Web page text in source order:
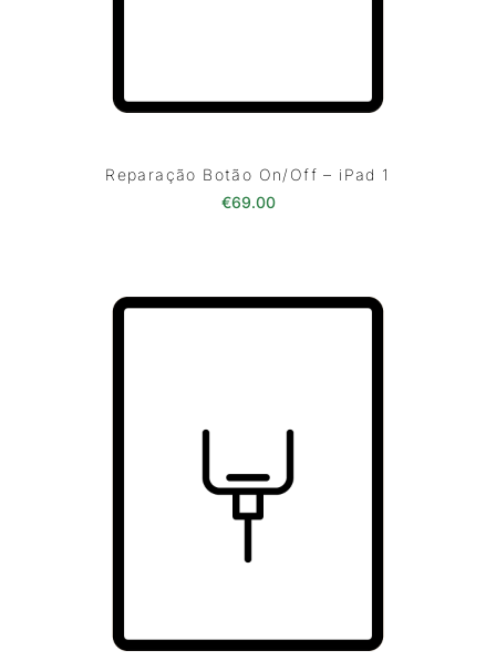
Reparação Botão On/Off – iPad 1
€69.00